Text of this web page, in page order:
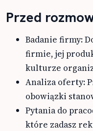
Przed
Badanie firmy:
firmie, jej
kulturze
Analiza oferty:
obowiązki
Pytania do
które zadasz